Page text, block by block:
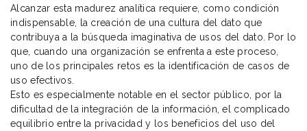
Alcanzar esta madurez analítica requiere, como condición
indispensable, la creación de una cultura del dato que
contribuya a la búsqueda imaginativa de usos del dato. Por lo
que, cuando una organización se enfrenta a este proceso,
uno de los principales retos es la identificación de casos de
uso efectivos.
Esto es especialmente notable en el sector público, por la
dificultad de la integración de la información, el complicado
equilibrio entre la privacidad y los beneficios del uso del